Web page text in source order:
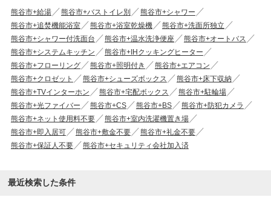
熊谷市+給湯 熊谷市+バストイレ別
熊谷市+シャワー
熊谷市+追焚機能浴室
熊谷市+浴室乾燥機
熊谷市+洗面所独立
熊谷市+シャワー付洗面台
熊谷市+温水洗浄便座
熊谷市+オートバス
熊谷市+システムキッチン
熊谷市+IHクッキングヒーター
熊谷市+フローリング
熊谷市+照明付き
熊谷市+エアコン
熊谷市+クロゼット
熊谷市+シューズボックス
熊谷市+床下収納
熊谷市+TVインターホン
熊谷市+宅配ボックス
熊谷市+駐輪場
熊谷市+光ファイバー
熊谷市+CS 熊谷市+BS
熊谷市+防犯カメラ
熊谷市+ネット使用料不要
熊谷市+室内洗濯機置き場
熊谷市+即入居可
熊谷市+敷金不要
熊谷市+礼金不要
熊谷市+保証人不要
熊谷市+セキュリティ会社加入済
最近検索した条件